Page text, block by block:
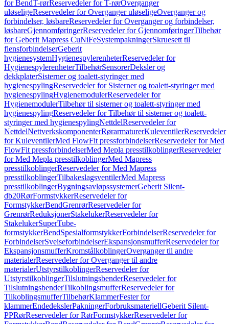
for BendT-rørReservedeler for T-rørOverganger
uløseligeReservedeler for Overganger uløseligeOverganger og
forbindelser, løsbareReservedeler for Overganger og forbindelser,
løsbareGjennomføringerReservedeler for GjennomføringerTilbehør
for Geberit Mapress CuNiFeSystempakningerSkruesett til
flensforbindelserGeberit
hygienesystemHygienespylerenheterReservedeler for
HygienespylerenheterTilbehørSensorerDeksler og
dekkplaterSisterner og toalett-styringer med
hygienespylingReservedeler for Sisterner og toalett-styringer med
hygienespylingHygienemodulerReservedeler for
HygienemodulerTilbehør til sisterner og toalett-styringer med
hygienespylingReservedeler for Tilbehør til sisterner og toalett-
styringer med hygienespylingNettdelReservedeler for
NettdelNettverkskomponenterRørarmaturerKuleventilerReservedeler
for KuleventilerMed FlowFit pressforbindelserReservedeler for Med
FlowFit pressforbindelserMed Mepla presstilkoblingerReservedeler
for Med Mepla presstilkoblingerMed Mapress
presstilkoblingerReservedeler for Med Mapress
presstilkoblingerTilbakeslagsventilerMed Mapress
presstilkoblingerBygningsavløpssystemerGeberit Silent-
db20RørFormstykkerReservedeler for
FormstykkerBendGrenrørReservedeler for
GrenrørReduksjonerStakelukerReservedeler for
StakelukerSuperTube-
formstykkerBendSpesialformstykkerForbindelserReservedeler for
ForbindelserSveiseforbindelserEkspansjonsmufferReservedeler for
EkspansjonsmufferKromstålkoblingerOverganger til andre
materialerReservedeler for Overganger til andre
materialerUtstyrstilkoblingerReservedeler for
UtstyrstilkoblingerTilslutningsbenderReservedeler for
TilslutningsbenderTilkoblingsmufferReservedeler for
TilkoblingsmufferTilbehørKlammerFester for
klammerEndedekslerPakningerForbruksmateriellGeberit Silent-
PPRørReservedeler for RørFormstykkerReservedeler for